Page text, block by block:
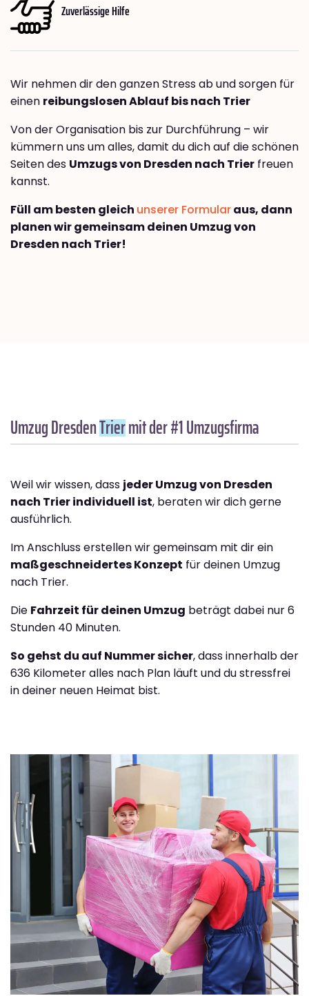
Zuverlässige Hilfe
Wir nehmen dir den ganzen Stress ab und sorgen für
einen reibungslosen Ablauf bis nach Trier
Von der Organisation bis zur Durchführung – wir
kümmern uns um alles, damit du dich auf die schönen
Seiten des Umzugs von Dresden nach Trier freuen
kannst.
Füll am besten gleich unserer Formularaus, dann
planen wir gemeinsam deinen Umzug von
Dresden nach Trier!
Umzug DresdenTriermit der #1 Umzugsfirma
Weil wir wissen, dass jeder Umzug von Dresden
nach Trier individuell ist, beraten wir dich gerne
ausführlich.
Im Anschluss erstellen wir gemeinsam mit dir ein
maßgeschneidertes Konzept für deinen Umzug
nach Trier.
Die Fahrzeit für deinen Umzug beträgt dabei nur 6
Stunden 40 Minuten.
So gehst du auf Nummer sicher, dass innerhalb der
636 Kilometer alles nach Plan läuft und du stressfrei
in deiner neuen Heimat bist.